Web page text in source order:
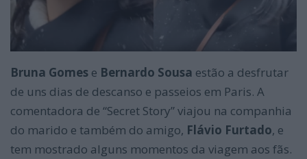
Bruna Gomes e Bernardo Sousa estão a desfrutar
de uns dias de descanso e passeios em Paris. A
comentadora de “Secret Story” viajou na companhia
do marido e também do amigo, Flávio Furtado, e
tem mostrado alguns momentos da viagem aos fãs.